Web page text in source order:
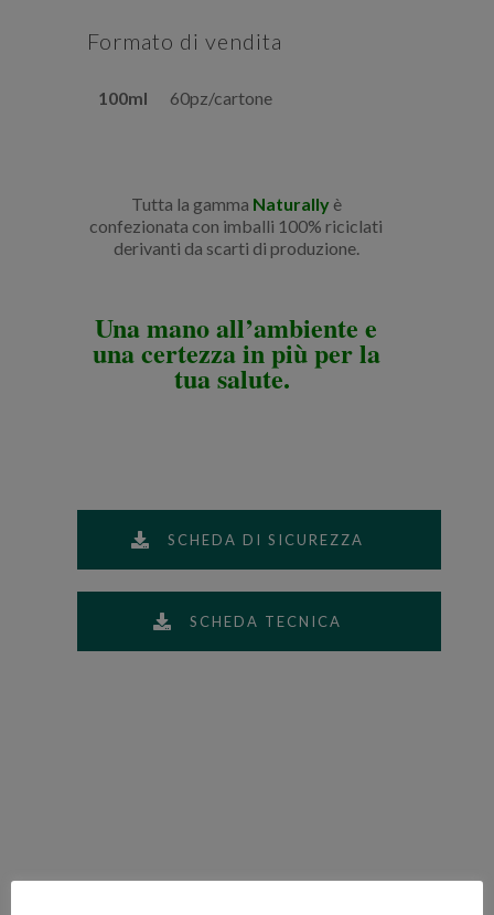
Formato di vendita
100ml 60pz/cartone
Tutta la gamma Naturallyè
confezionata con imballi 100% riciclati
derivanti da scarti di produzione.
Una mano all’ambiente e
una certezza in più per la
tua salute.
SCHEDA DI SICUREZZA
SCHEDA TECNICA